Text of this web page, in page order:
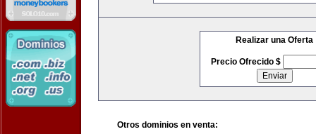
Realizar una Oferta
Precio Ofrecido $
Otros dominios en venta: